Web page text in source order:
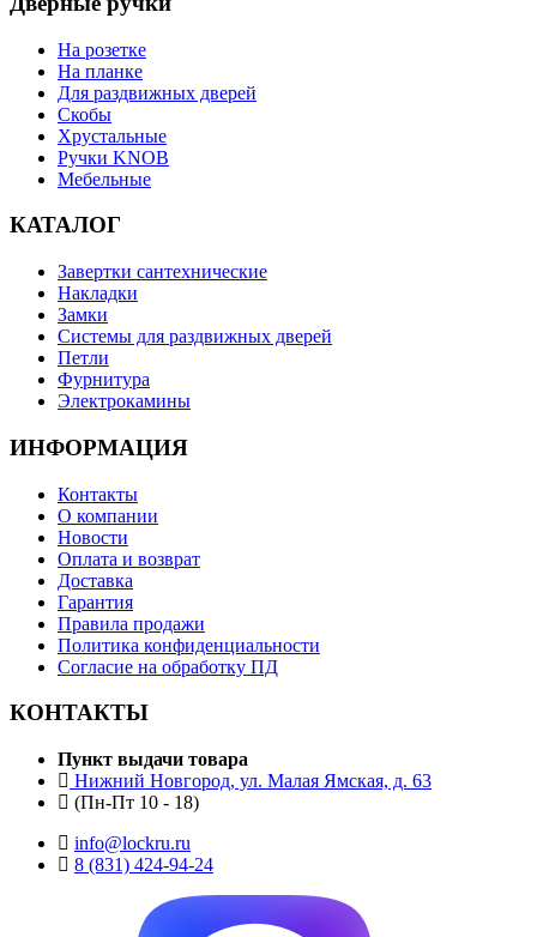
На розетке
На планке
Для раздвижных дверей
Скобы
Хрустальные
Ручки KNOB
Мебельные
КАТАЛОГ
Завертки сантехнические
Накладки
Замки
Системы для раздвижных дверей
Петли
Фурнитура
Электрокамины
ИНФОРМАЦИЯ
Контакты
О компании
Новости
Оплата и возврат
Доставка
Гарантия
Правила продажи
Политика конфиденциальности
Согласие на обработку ПД
КОНТАКТЫ
Пункт выдачи товара
Нижний Новгород, ул. Малая Ямская, д. 63
(Пн-Пт 10 - 18)
info@lockru.ru
8 (831) 424-94-24